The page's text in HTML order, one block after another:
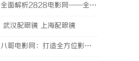
全面解析2828电影网——全方位提升你的观影体验平台
武汉配眼镜 上海配眼镜
八哥电影网：打造全方位影视娱乐新体验的平台解析